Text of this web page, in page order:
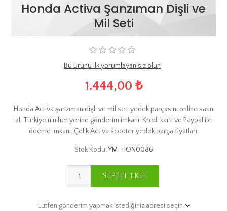
Honda Activa Şanzıman Dişli ve
Mil Seti
Bu ürünü ilk yorumlayan siz olun
1.444,00 ₺
Honda Activa şanzıman dişli ve mil seti yedek parçasını online satın
al. Türkiye'nin her yerine gönderim imkanı. Kredi kartı ve Paypal ile
ödeme imkanı. Çelik Activa scooter yedek parça fiyatları.
Stok Kodu:YM-HON0086
SEPETE EKLE
Lütfen gönderim yapmak istediğiniz adresi seçin